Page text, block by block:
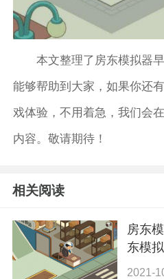
本文整理了房东模拟器早
能够帮助到大家，如果你还
戏体验，不用着急，我们会
内容。敬请期待！
相关阅读
房东
东模
2021-